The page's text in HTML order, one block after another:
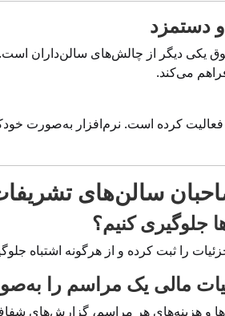
دیگر از چالش‌های سالن‌داران است.
می‌کند.
کرده است. نرم‌افزار به‌صورت
سالن‌های
را ثبت کرده و از هرگونه اشتباه
و هزینه‌های هر مراسم، گزارش‌های